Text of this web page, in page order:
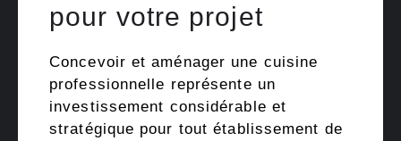
pour votre projet
Concevoir et aménager une cuisine
professionnelle représente un
investissement considérable et
stratégique pour tout établissement de